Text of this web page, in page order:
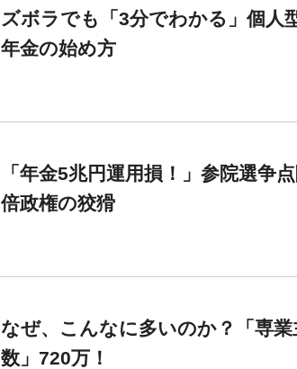
ズボラでも「3分でわかる」個人
年金の始め方
「年金5兆円運用損！」参院選争
倍政権の狡猾
なぜ、こんなに多いのか？「専業
数」720万！